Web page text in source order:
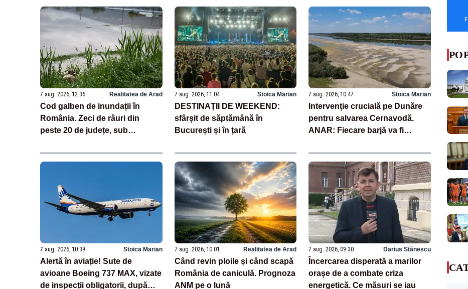
7 aug. 2026, 12:36 Realitatea de Arad
Cod galben de inundații în
România. Zeci de râuri din
peste 20 de județe, sub
7 aug. 2026, 11:04 Stoica Marian
DESTINAȚII DE WEEKEND:
sfârșit de săptămână în
București și în țară
7 aug. 2026, 10:47 Stoica Marian
Intervenție crucială pe Dunăre
pentru salvarea Cernavodă.
ANAR: Fiecare barjă va fi
7 aug. 2026, 10:39 Stoica Marian
Alertă în aviație! Sute de
avioane Boeing 737 MAX, vizate
de inspecții obligatorii, după
7 aug. 2026, 10:01 Realitatea de Arad
Când revin ploile și când scapă
România de caniculă. Prognoza
ANM pe o lună
7 aug. 2026, 09:30 Darius Stănescu
Încercarea disperată a marilor
orașe de a combate criza
energetică. Ce măsuri se iau